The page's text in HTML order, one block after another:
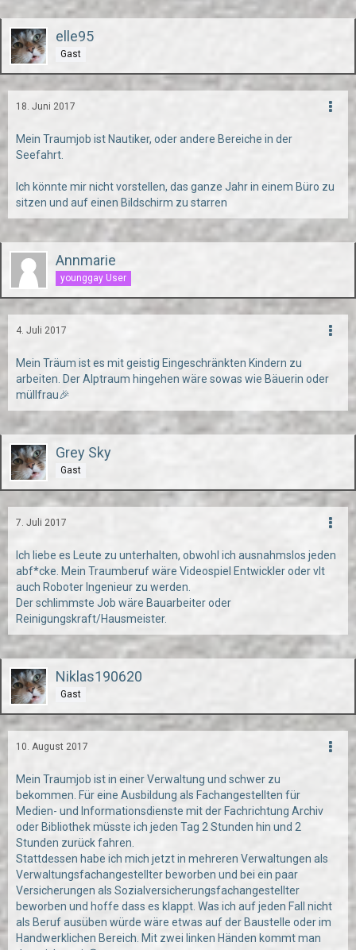
elle95
Gast
18. Juni 2017
Mein Traumjob ist Nautiker, oder andere Bereiche in der
Seefahrt.
Ich könnte mir nicht vorstellen, das ganze Jahr in einem Büro zu
sitzen und auf einen Bildschirm zu starren
Annmarie
younggay User
4. Juli 2017
Mein Träum ist es mit geistig Eingeschränkten Kindern zu
arbeiten. Der Alptraum hingehen wäre sowas wie Bäuerin oder
müllfrau🎉
Grey Sky
Gast
7. Juli 2017
Ich liebe es Leute zu unterhalten, obwohl ich ausnahmslos jeden
abf*cke. Mein Traumberuf wäre Videospiel Entwickler oder vlt
auch Roboter Ingenieur zu werden.
Der schlimmste Job wäre Bauarbeiter oder
Reinigungskraft/Hausmeister.
Niklas190620
Gast
10. August 2017
Mein Traumjob ist in einer Verwaltung und schwer zu
bekommen. Für eine Ausbildung als Fachangestellten für
Medien- und Informationsdienste mit der Fachrichtung Archiv
oder Bibliothek müsste ich jeden Tag 2 Stunden hin und 2
Stunden zurück fahren.
Stattdessen habe ich mich jetzt in mehreren Verwaltungen als
Verwaltungsfachangestellter beworben und bei ein paar
Versicherungen als Sozialversicherungsfachangestellter
beworben und hoffe dass es klappt. Was ich auf jeden Fall nicht
als Beruf ausüben würde wäre etwas auf der Baustelle oder im
Handwerklichen Bereich. Mit zwei linken Händen kommt man